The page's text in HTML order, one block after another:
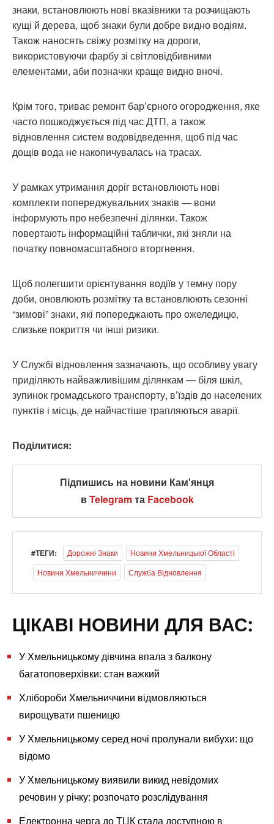
знаки, встановлюють нові вказівники та розчищають
кущі й дерева, щоб знаки були добре видно водіям.
Також наносять свіжу розмітку на дороги,
використовуючи фарбу зі світловідбивними
елементами, аби позначки краще видно вночі.
Крім того, триває ремонт бар’єрного огородження, яке
часто пошкоджується під час ДТП, а також
відновлення систем водовідведення, щоб під час
дощів вода не накопичувалась на трасах.
У рамках утримання доріг встановлюють нові
комплекти попереджувальних знаків — вони
інформують про небезпечні ділянки. Також
повертають інформаційні таблички, які зняли на
початку повномасштабного вторгнення.
Щоб полегшити орієнтування водіїв у темну пору
доби, оновлюють розмітку та встановлюють сезонні
“зимові” знаки, які попереджають про ожеледицю,
слизьке покриття чи інші ризики.
У Службі відновлення зазначають, що особливу увагу
приділяють найважливішим ділянкам — біля шкіл,
зупинок громадського транспорту, в’їздів до населених
пунктів і місць, де найчастіше трапляються аварії.
Поділитися:
Підпишись на новини Кам'янця
вTelegramта Facebook
#ТЕГИ: Дорожні Знаки
Новини Хмельницької Області
Новини Хмельниччини
Служба Відновлення
ЦІКАВІ НОВИНИ ДЛЯ ВАС:
У Хмельницькому дівчина впала з балкону
багатоповерхівки: стан важкий
Хлібороби Хмельниччини відмовляються
вирощувати пшеницю
У Хмельницькому серед ночі пролунали вибухи: що
відомо
У Хмельницькому виявили викид невідомих
речовин у річку: розпочато розслідування
Електронна черга до ТЦК стала доступною в